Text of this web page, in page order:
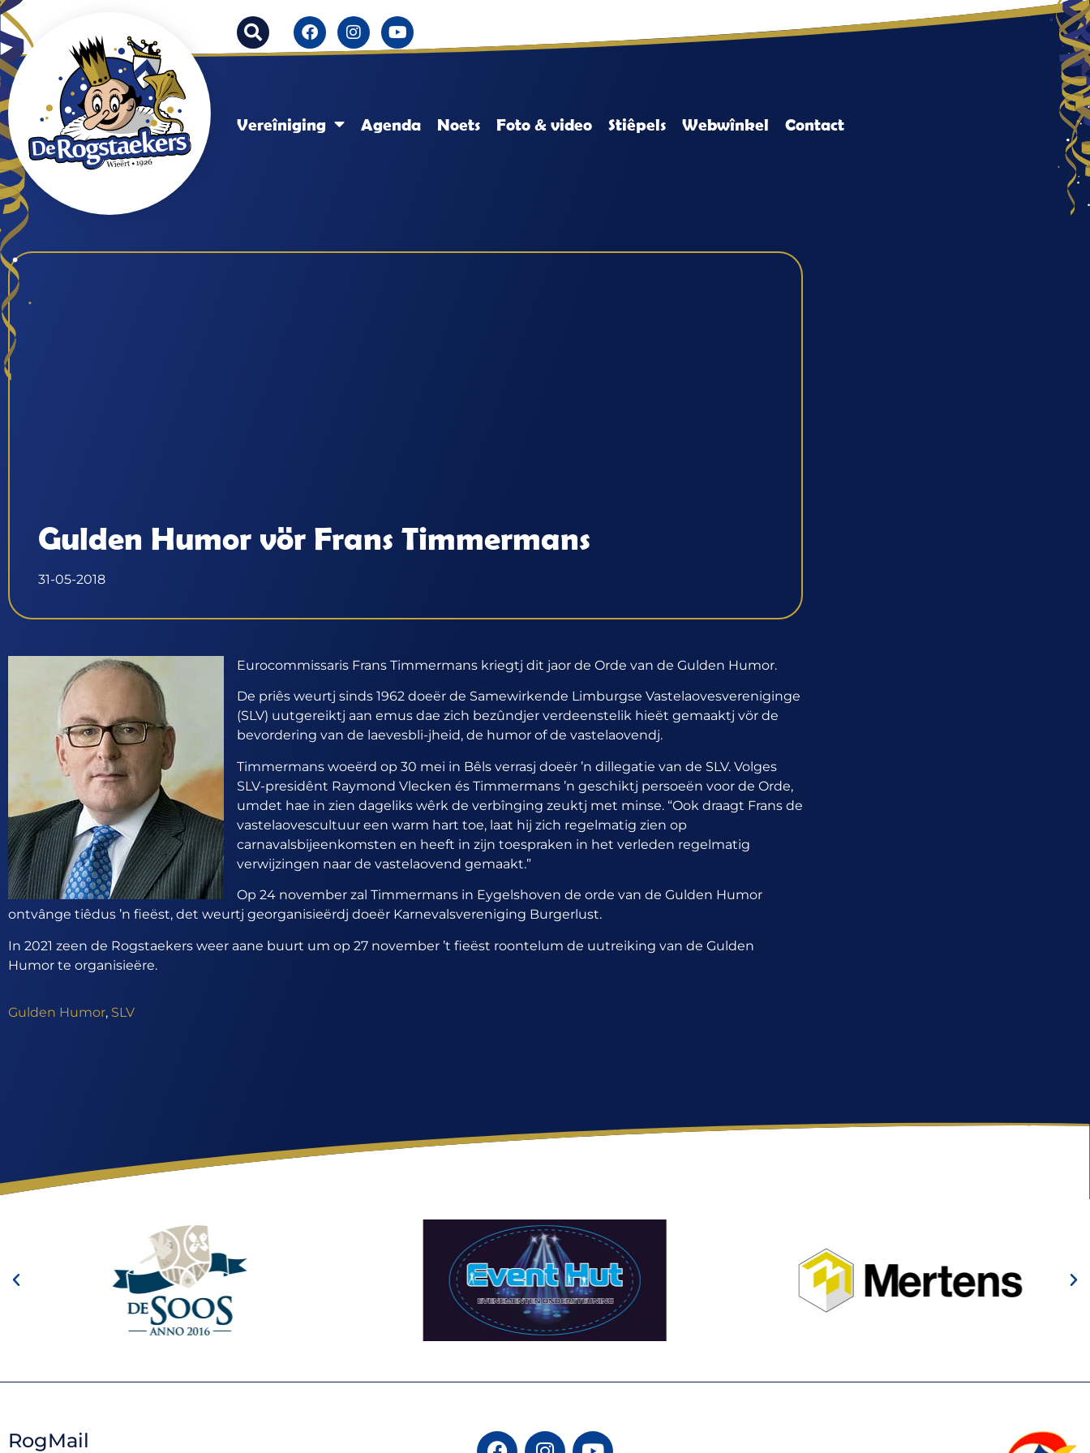
Vereîniging Agenda Noets Foto & video Stiêpels Webwînkel Contact
Gulden Humor vör Frans Timmermans
31-05-2018
Eurocommissaris Frans Timmermans kriegtj dit jaor de Orde van de Gulden Humor.
De priês weurtj sinds 1962 doeër de Samewirkende Limburgse Vastelaovesvereniginge
(SLV) uutgereiktj aan emus dae zich bezûndjer verdeenstelik hieët gemaaktj vör de
bevordering van de laevesbli-jheid, de humor of de vastelaovendj.
Timmermans woeërd op 30 mei in Bêls verrasj doeër ’n dillegatie van de SLV. Volges
SLV-presidênt Raymond Vlecken és Timmermans ’n geschiktj persoeën voor de Orde,
umdet hae in zien dageliks wêrk de verbînging zeuktj met minse. “Ook draagt Frans de
vastelaovescultuur een warm hart toe, laat hij zich regelmatig zien op
carnavalsbijeenkomsten en heeft in zijn toespraken in het verleden regelmatig
verwijzingen naar de vastelaovend gemaakt.”
Op 24 november zal Timmermans in Eygelshoven de orde van de Gulden Humor
ontvânge tiêdus ’n fieëst, det weurtj georganisieërdj doeër Karnevalsvereniging Burgerlust.
In 2021 zeen de Rogstaekers weer aane buurt um op 27 november ’t fieëst roontelum de uutreiking van de Gulden
Humor te organisieëre.
Gulden Humor, SLV
RogMail